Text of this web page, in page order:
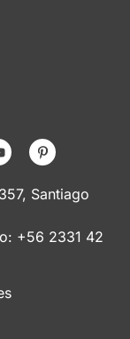
Santiago
+56 2331 42